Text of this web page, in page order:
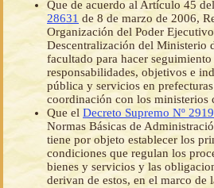
Que de acuerdo al Artículo 45 del
28631 de 8 de marzo de 2006,
Organización del Poder
Descentralización del Ministerio
facultado para hacer
responsabilidades, objetivos e
pública y servicios en
coordinación con los ministerios
Que el Decreto Supremo Nº
Normas Básicas de
tiene por objeto establecer los
condiciones que regulan los
bienes y servicios y las
derivan de estos, en el marco de